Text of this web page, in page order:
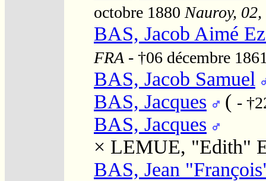
octobre 1880 Nauroy,
BAS, Jacob Aimé
FRA - †06 décembre
BAS, Jacob Samuel
BAS, Jacques
( -
BAS, Jacques
× LEMUE, "Edith"
BAS, Jean